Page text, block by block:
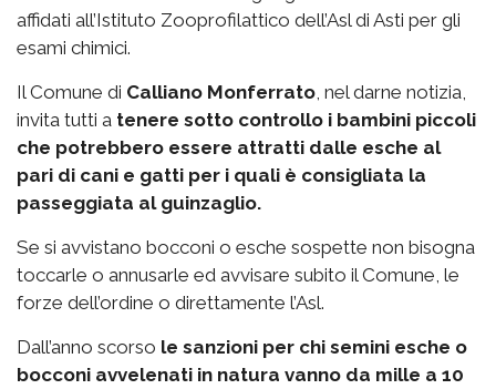
affidati all’Istituto Zooprofilattico dell’Asl di Asti per gli
esami chimici.
Il Comune di Calliano Monferrato , nel darne notizia,
invita tutti a tenere sotto controllo i bambini piccoli
che potrebbero essere attratti dalle esche al
pari di cani e gatti per i quali è consigliata la
passeggiata al guinzaglio.
Se si avvistano bocconi o esche sospette non bisogna
toccarle o annusarle ed avvisare subito il Comune, le
forze dell’ordine o direttamente l’Asl.
Dall’anno scorso le sanzioni per chi semini esche o
bocconi avvelenati in natura vanno da mille a 10